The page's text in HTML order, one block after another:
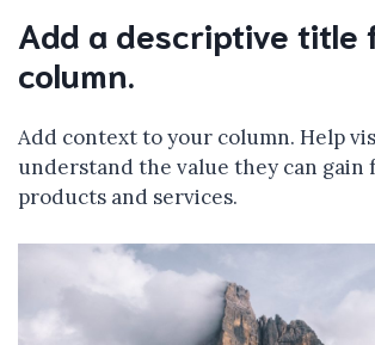
Add a descriptive title
column.
Add context to your column. Help
understand the value they can gain
products and services.